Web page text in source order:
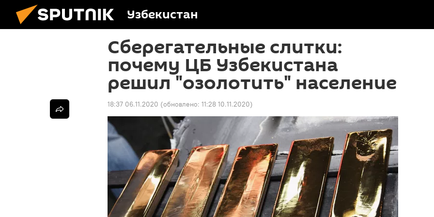
Узбекистан
Сберегательные слитки:
почему ЦБ Узбекистана
решил "озолотить" население
18:37 06.11.2020 (обновлено: 11:28 10.11.2020)